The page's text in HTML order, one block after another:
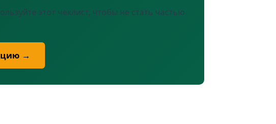
этот чеклист, чтобы не стать частью
→